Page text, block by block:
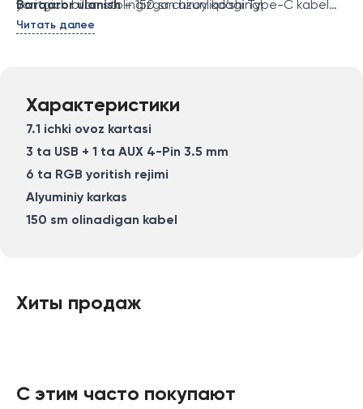
yoritgich bilan stolingizga chiroy qo‘shing!
Barqaror ulanish– 150 sm uzunlikdagi Type-C kabel
(o‘ramli).
Читать далее
Характеристики
7.1 ichki ovoz kartasi
3 ta USB + 1 ta AUX 4-Pin 3.5 mm
6 ta RGB yoritish rejimi
Alyuminiy karkas
150 sm olinadigan kabel
Хиты продаж
С этим часто покупают